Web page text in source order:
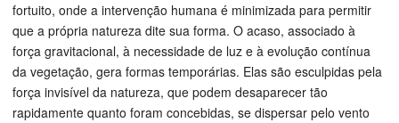
fortuito, onde a intervenção humana é minimizada para permitir
que a própria natureza dite sua forma. O acaso, associado à
força gravitacional, à necessidade de luz e à evolução contínua
da vegetação, gera formas temporárias. Elas são esculpidas pela
força invisível da natureza, que podem desaparecer tão
rapidamente quanto foram concebidas, se dispersar pelo vento